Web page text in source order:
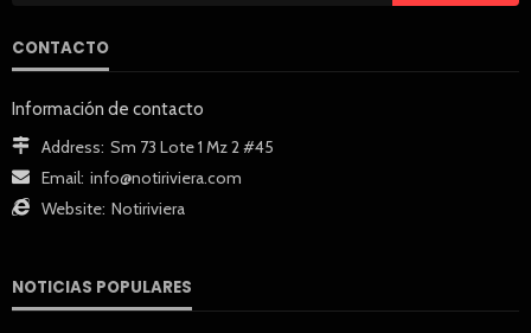
CONTACTO
Información de contacto
Address: Sm 73 Lote 1 Mz 2 #45
Email: info@notiriviera.com
Website: Notiriviera
NOTICIAS POPULARES